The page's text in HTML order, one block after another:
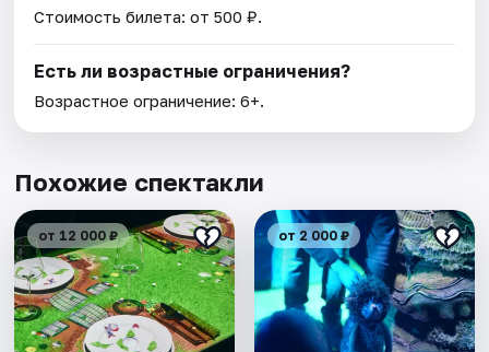
Стоимость билета: от 500 ₽.
Есть ли возрастные ограничения?
Возрастное ограничение: 6+.
Похожие спектакли
от 12 000 ₽ от 2 000 ₽